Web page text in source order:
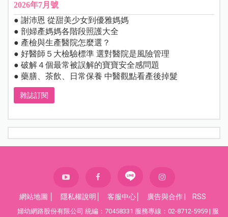
2026年7月號
● 謝沛恩 從甜美少女到優雅媽媽
● 剖婦產媽媽各階段照護大全
● 產檢與生產醫院怎麼選？
● 好醫師５大檢驗標準 選對醫院是風險管理
● 破解４個最常被誤解的寶寶安全感問題
● 藥膳、茶飲、日常保養 中醫觀點看產後掉髮
雜誌訂閱
網站地圖 隱私權說明 客服中心 廣告與合作 RSS
婦幼網路股份有限公司 統編：70458331 服務專線：02-8712-5959 | 服